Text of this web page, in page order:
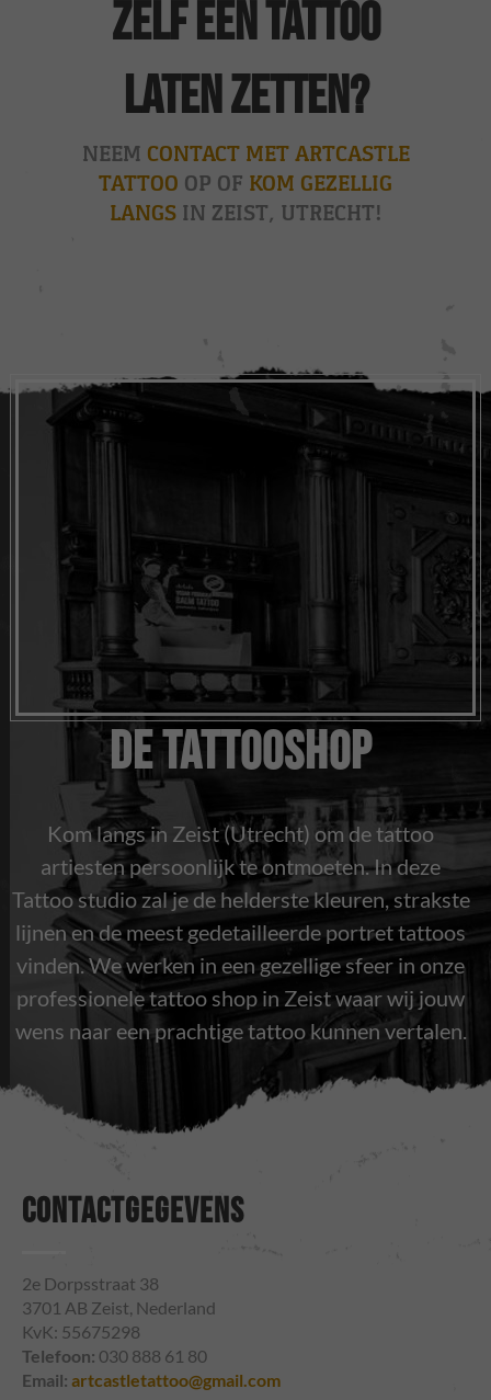
zelf een tattoo
laten zetten?
NEEM CONTACT MET ARTCASTLE
TATTOO OP OF KOM GEZELLIG
LANGSIN ZEIST, UTRECHT!
De Tattooshop
Kom langs in Zeist (Utrecht) om de tattoo
artiesten persoonlijk te ontmoeten. In deze
Tattoo studio zal je de helderste kleuren, strakste
lijnen en de meest gedetailleerde portret tattoos
vinden. We werken in een gezellige sfeer in onze
professionele tattoo shop in Zeist waar wij jouw
wens naar een prachtige tattoo kunnen vertalen.
CONTACTGEGEVENS
2e Dorpsstraat 38
3701 AB Zeist, Nederland
KvK: 55675298
Telefoon: 030 888 61 80
Email: artcastletattoo@gmail.com